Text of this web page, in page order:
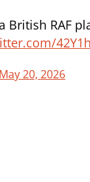
British RAF
May 20, 2026